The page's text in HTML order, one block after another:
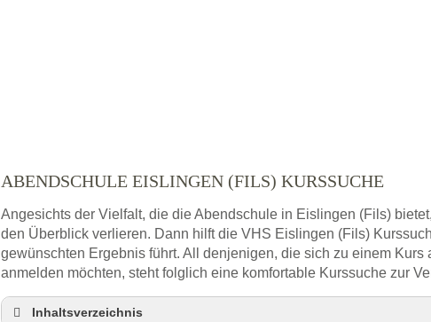
ABENDSCHULE EISLINGEN (FILS) KURSSUCHE
Angesichts der Vielfalt, die die Abendschule in Eislingen (Fils)
den Überblick verlieren. Dann hilft die VHS Eislingen (Fils)
gewünschten Ergebnis führt. All denjenigen, die sich zu einem Kurs
anmelden möchten, steht folglich eine komfortable Kurssuche zur
Inhaltsverzeichnis